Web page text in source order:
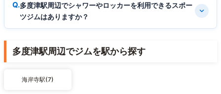
多度津駅周辺でシャワーやロッカーを利用できるスポー
ツジムはありますか？
多度津駅周辺でジムを駅から探す
海岸寺駅(7)